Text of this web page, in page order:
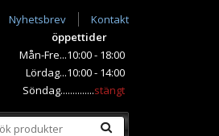
Nyhetsbrev
Kontakt
öppettider
Mån-Fre...10:00 - 18:00
Lördag...10:00 - 14:00
Söndag..............stängt